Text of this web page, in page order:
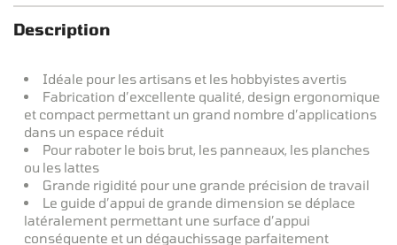
Description
Idéale pour les artisans et les hobbyistes avertis
Fabrication d’excellente qualité, design ergonomique
et compact permettant un grand nombre d’applications
dans un espace réduit
Pour raboter le bois brut, les panneaux, les planches
ou les lattes
Grande rigidité pour une grande précision de travail
Le guide d’appui de grande dimension se déplace
latéralement permettant une surface d’appui
conséquente et un dégauchissage parfaitement